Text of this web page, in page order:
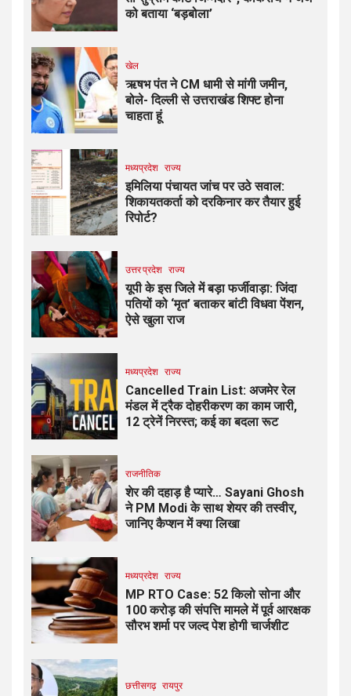
को बताया ‘बड़बोला’
खेल
ऋषभ पंत ने CM धामी से मांगी जमीन,
बोले- दिल्ली से उत्तराखंड शिफ्ट होना
चाहता हूं
मध्यप्रदेश राज्य
इमिलिया पंचायत जांच पर उठे सवाल:
शिकायतकर्ता को दरकिनार कर तैयार हुई
रिपोर्ट?
उत्तर प्रदेश राज्य
यूपी के इस जिले में बड़ा फर्जीवाड़ा: जिंदा
पतियों को ‘मृत’ बताकर बांटी विधवा पेंशन,
ऐसे खुला राज
मध्यप्रदेश राज्य
Cancelled Train List: अजमेर रेल
मंडल में ट्रैक दोहरीकरण का काम जारी,
12 ट्रेनें निरस्त; कई का बदला रूट
राजनीतिक
शेर की दहाड़ है प्यारे… Sayani Ghosh
ने PM Modi के साथ शेयर की तस्वीर,
जानिए कैप्शन में क्या लिखा
मध्यप्रदेश राज्य
MP RTO Case: 52 किलो सोना और
100 करोड़ की संपत्ति मामले में पूर्व आरक्षक
सौरभ शर्मा पर जल्द पेश होगी चार्जशीट
छत्तीसगढ़ रायपुर